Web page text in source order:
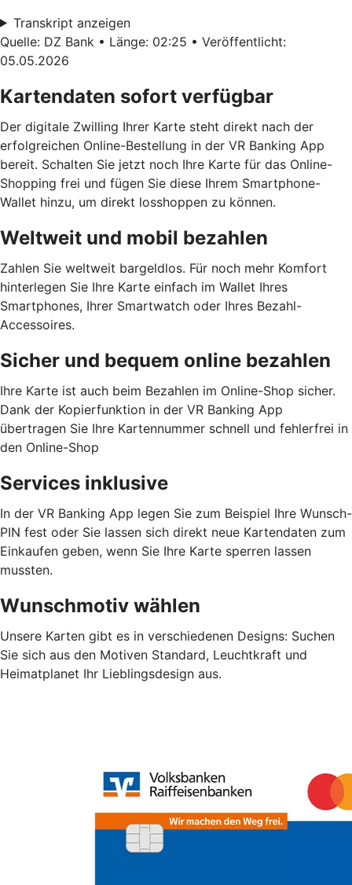
Transkript anzeigen
Quelle: DZ Bank • Länge: 02:25 • Veröffentlicht:
05.05.2026
Kartendaten sofort verfügbar
Der digitale Zwilling Ihrer Karte steht direkt nach der
erfolgreichen Online-Bestellung in der VR Banking App
bereit. Schalten Sie jetzt noch Ihre Karte für das Online-
Shopping frei und fügen Sie diese Ihrem Smartphone-
Wallet hinzu, um direkt losshoppen zu können.
Weltweit und mobil bezahlen
Zahlen Sie weltweit bargeldlos. Für noch mehr Komfort
hinterlegen Sie Ihre Karte einfach im Wallet Ihres
Smartphones, Ihrer Smartwatch oder Ihres Bezahl-
Accessoires.
Sicher und bequem online bezahlen
Ihre Karte ist auch beim Bezahlen im Online-Shop sicher.
Dank der Kopierfunktion in der VR Banking App
übertragen Sie Ihre Kartennummer schnell und fehlerfrei in
den Online-Shop
Services inklusive
In der VR Banking App legen Sie zum Beispiel Ihre Wunsch-
PIN fest oder Sie lassen sich direkt neue Kartendaten zum
Einkaufen geben, wenn Sie Ihre Karte sperren lassen
mussten.
Wunschmotiv wählen
Unsere Karten gibt es in verschiedenen Designs: Suchen
Sie sich aus den Motiven Standard, Leuchtkraft und
Heimatplanet Ihr Lieblingsdesign aus.